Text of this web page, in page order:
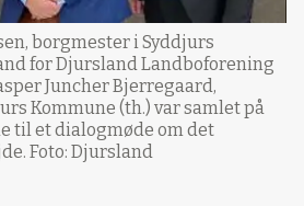
borgmester i Syddjurs
for Djursland Landboforening
Juncher Bjerregaard,
Kommune (th.) var samlet på
til et dialogmøde om det
Foto: Djursland